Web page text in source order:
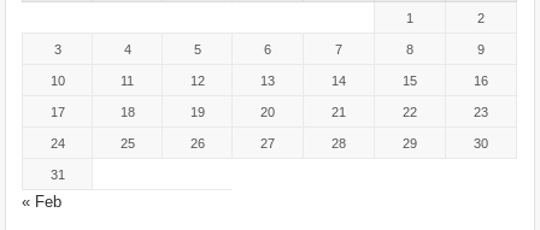
« Feb
1 2
3 4 5 6 7 8 9
10 11 12 13 14 15 16
17 18 19 20 21 22 23
24 25 26 27 28 29 30
31